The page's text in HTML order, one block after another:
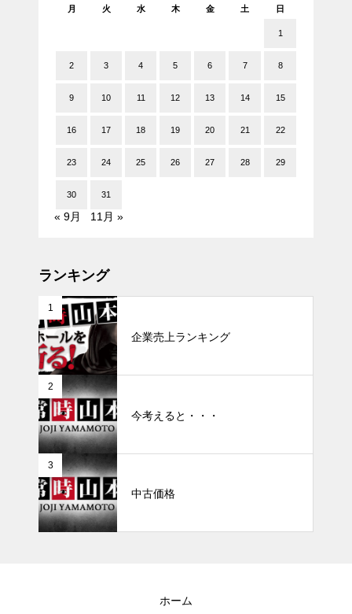
月
火 水 木 金 土 日
1
2 3 4 5 6 7 8
9 10 11 12 13 14 15
16 17 18 19 20 21 22
23 24 25 26 27 28 29
30 31
« 9月 11月 »
ランキング
1
企業売上ランキング
2
今考えると・・・
3
中古価格
ホーム